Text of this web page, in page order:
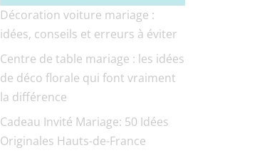
Décoration voiture mariage :
idées, conseils et erreurs à éviter
Centre de table mariage : les idées
de déco florale qui font vraiment
la différence
Cadeau Invité Mariage: 50 Idées
Originales Hauts-de-France